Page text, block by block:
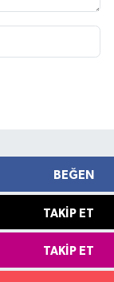
BEĞEN
TAKIP ET
TAKIP ET